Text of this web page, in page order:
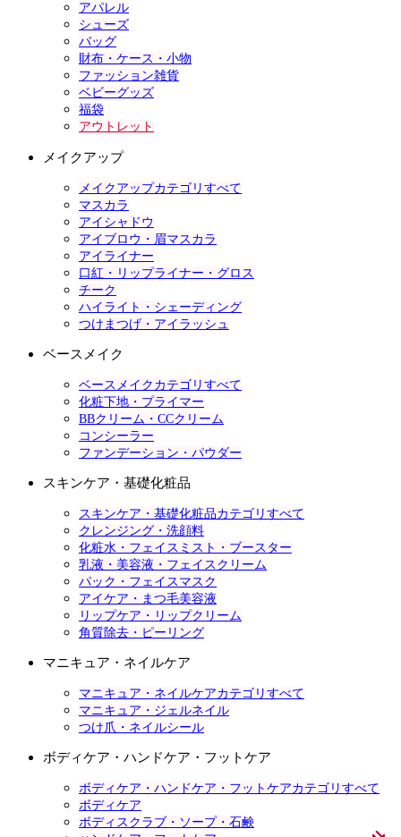
アパレル
シューズ
バッグ
財布・ケース・小物
ファッション雑貨
ベビーグッズ
福袋
アウトレット
メイクアップ
メイクアップカテゴリすべて
マスカラ
アイシャドウ
アイブロウ・眉マスカラ
アイライナー
口紅・リップライナー・グロス
チーク
ハイライト・シェーディング
つけまつげ・アイラッシュ
ベースメイク
ベースメイクカテゴリすべて
化粧下地・プライマー
BBクリーム・CCクリーム
コンシーラー
ファンデーション・パウダー
スキンケア・基礎化粧品
スキンケア・基礎化粧品カテゴリすべて
クレンジング・洗顔料
化粧水・フェイスミスト・ブースター
乳液・美容液・フェイスクリーム
パック・フェイスマスク
アイケア・まつ毛美容液
リップケア・リップクリーム
角質除去・ピーリング
マニキュア・ネイルケア
マニキュア・ネイルケアカテゴリすべて
マニキュア・ジェルネイル
つけ爪・ネイルシール
ボディケア・ハンドケア・フットケア
ボディケア・ハンドケア・フットケアカテゴリすべて
ボディケア
ボディスクラブ・ソープ・石鹸